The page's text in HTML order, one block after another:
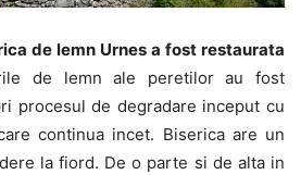
de lemn Urnes a fost restaurata
de lemn ale peretilor au fost
procesul de degradare inceput cu
continua incet. Biserica are un
la fiord. De o parte si de alta in